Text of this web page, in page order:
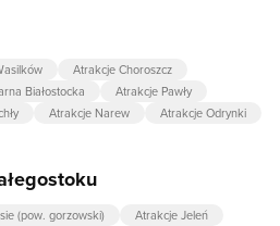
Atrakcje Choroszcz
Białostocka
Atrakcje Pawły
Atrakcje Narew
Atrakcje Odrynki
(pow. gorzowski)
Atrakcje Jeleń